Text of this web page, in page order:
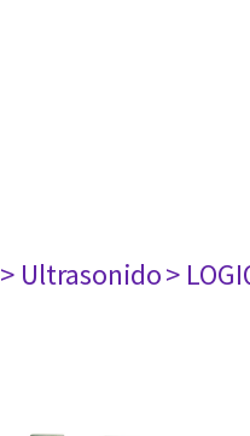
> Ultrasonido>